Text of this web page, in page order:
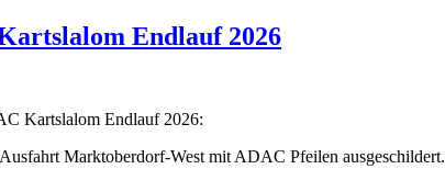
Endlauf 2026
Kartslalom Endlauf 2026:
Marktoberdorf-West mit ADAC Pfeilen ausgeschildert.